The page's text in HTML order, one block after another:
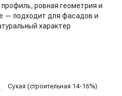
ровная геометрия и
— подходит для фасадов и
характер
Сухая (строительная 14-16%)